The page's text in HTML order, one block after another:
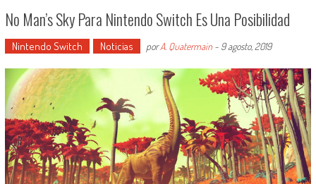
No Man’s Sky Para Nintendo Switch Es Una Posibilidad
Nintendo Switch Noticias porA. Quatermain- 9 agosto, 2019